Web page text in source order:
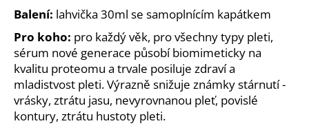
Balení: lahvička 30ml se samoplnícím kapátkem
Pro koho: pro každý věk, pro všechny typy pleti,
sérum nové generace působí biomimeticky na
kvalitu proteomu a trvale posiluje zdraví a
mladistvost pleti. Výrazně snižuje známky stárnutí -
vrásky, ztrátu jasu, nevyrovnanou pleť, povislé
kontury, ztrátu hustoty pleti.
D
o
p
o
r